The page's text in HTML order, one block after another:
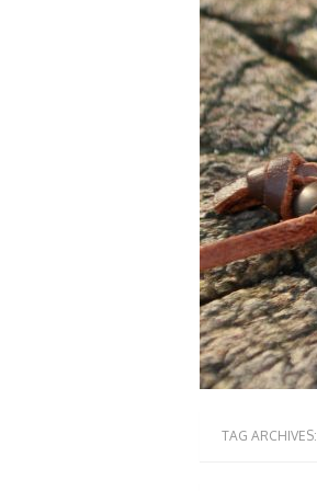
TAG ARCHIVES: